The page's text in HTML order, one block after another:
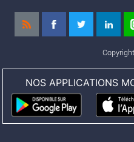
NOS APPLICATIONS